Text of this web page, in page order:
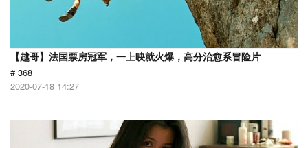
【越哥】法国票房冠军，一上映就火爆，高分治愈系冒险片
# 368
2020-07-18 14:27